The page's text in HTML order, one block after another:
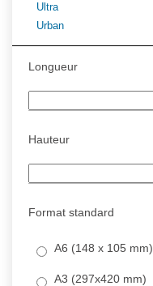
Ultra
Urban
Longueur
Hauteur
Format standard
A6 (148 x 105 mm)
A3 (297x420 mm)